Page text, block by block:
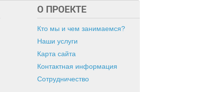
О ПРОЕКТЕ
Кто мы и чем занимаемся?
Наши услуги
Карта сайта
Контактная информация
Сотрудничество